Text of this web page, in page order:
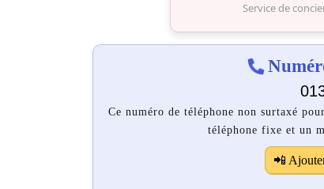
Service de
Ce numéro de téléphone non surtaxé
téléphone fixe et un
📲